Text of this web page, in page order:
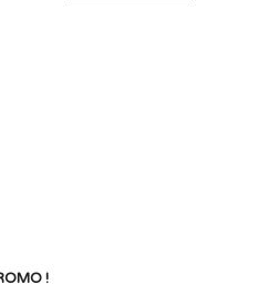
!